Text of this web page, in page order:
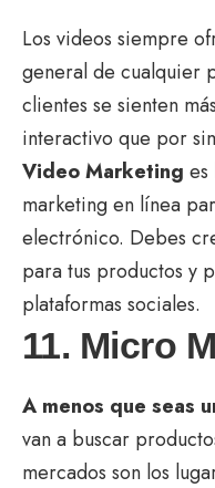
Los videos siempre
general de cualquier
clientes se sienten
interactivo que por
Video Marketing es
marketing en línea
electrónico. Debes
para tus productos y
plataformas sociales.
11. Micro
A menos que seas
van a buscar
mercados son los